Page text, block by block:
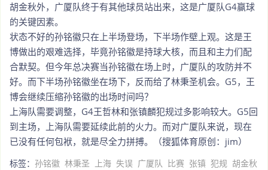
胡金秋外，广厦队终于有其他球员站出来，这是广厦队G4赢球
的关键因素。
状态不好的孙铭徽只在上半场登场，下半场作壁上观。这是王
博做出的艰难选择，毕竟孙铭徽是持球大核，而且和主力们配
合默契。但今年总决赛当孙铭徽在场上时，广厦队的攻防并不
好。而下半场孙铭徽坐在场下，反而给了林秉圣机会。G5，王
博会继续压缩孙铭徽的出场时间吗？
上海队需要调整，G4王哲林和张镇麟犯规过多影响较大。G5回
到主场，上海队需要延续此前的火力。而对广厦队来说，现在
已没有任何包袱，就是尽全力拼搏。（搜狐体育原创：jim）
标签： 孙铭徽 林秉圣 上海 失误 广厦队 比赛 张镇 犯规 胡金秋